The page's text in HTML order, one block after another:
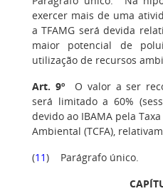
exercer mais de uma
a TFAMG será devida
maior potencial de
utilização de recursos
Art. 9ºO valor a ser
será limitado a 60%
devido ao IBAMA pela
Ambiental (TCFA),
(11) Parágrafo único.